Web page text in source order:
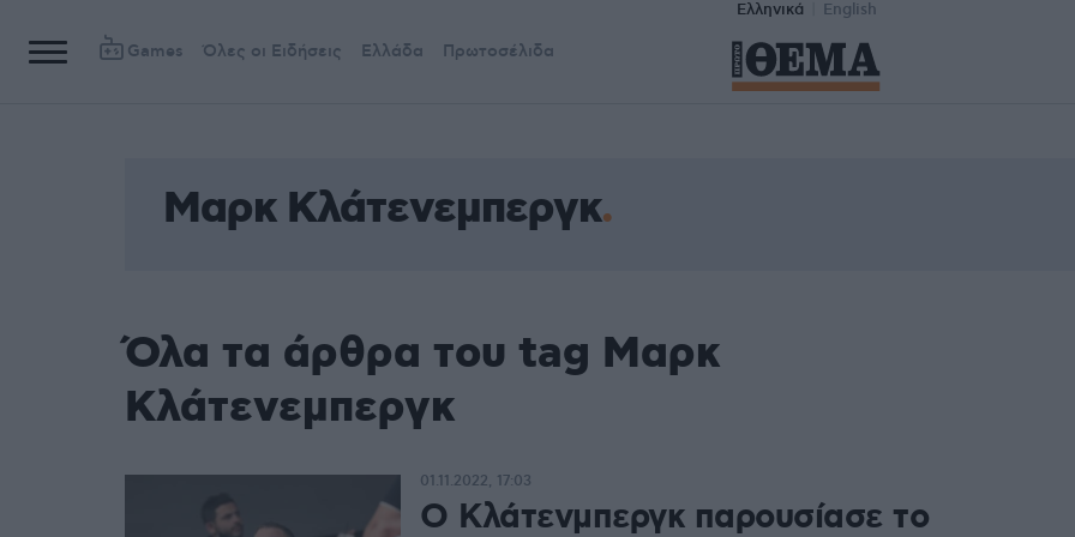
Ελληνικά English
Games Όλες οι Ειδήσεις Ελλάδα Πρωτοσέλιδα
Μαρκ Κλάτενεμπεργκ
Όλα τα άρθρα του tag Μαρκ
Κλάτενεμπεργκ
Ο Κλάτενμπεργκ παρουσίασε το
01.11.2022, 17:03